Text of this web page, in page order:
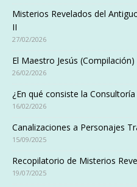
Misterios Revelados del
II
27/02/2026
El Maestro Jesús (Compilación)
26/02/2026
¿En qué consiste la
16/02/2026
Canalizaciones a Personajes
15/09/2025
Recopilatorio de Misterios
19/07/2025